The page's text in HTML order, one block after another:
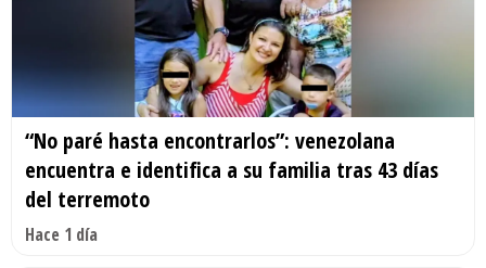
“No paré hasta encontrarlos”: venezolana
encuentra e identifica a su familia tras 43 días
del terremoto
Hace 1 día